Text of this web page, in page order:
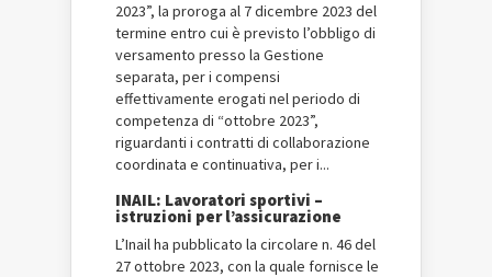
2023”, la proroga al 7 dicembre 2023 del
termine entro cui è previsto l’obbligo di
versamento presso la Gestione
separata, per i compensi
effettivamente erogati nel periodo di
competenza di “ottobre 2023”,
riguardanti i contratti di collaborazione
coordinata e continuativa, per i...
INAIL: Lavoratori sportivi –
istruzioni per l’assicurazione
L’Inail ha pubblicato la circolare n. 46 del
27 ottobre 2023, con la quale fornisce le